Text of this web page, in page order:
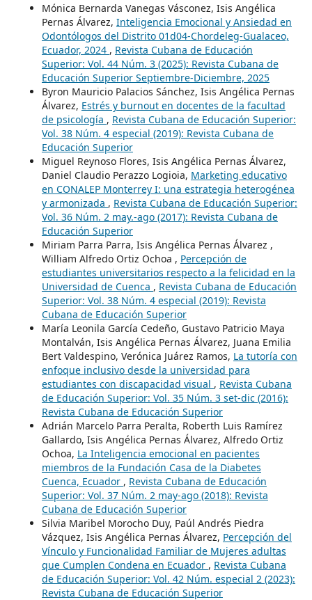
Mónica Bernarda Vanegas Vásconez, Isis Angélica
Pernas Álvarez, Inteligencia Emocional y Ansiedad en
Odontólogos del Distrito 01d04-Chordeleg-Gualaceo,
Ecuador, 2024 , Revista Cubana de Educación
Superior: Vol. 44 Núm. 3 (2025): Revista Cubana de
Educación Superior Septiembre-Diciembre, 2025
Byron Mauricio Palacios Sánchez, Isis Angélica Pernas
Álvarez, Estrés y burnout en docentes de la facultad
de psicología , Revista Cubana de Educación Superior:
Vol. 38 Núm. 4 especial (2019): Revista Cubana de
Educación Superior
Miguel Reynoso Flores, Isis Angélica Pernas Álvarez,
Daniel Claudio Perazzo Logioia, Marketing educativo
en CONALEP Monterrey I: una estrategia heterogénea
y armonizada , Revista Cubana de Educación Superior:
Vol. 36 Núm. 2 may.-ago (2017): Revista Cubana de
Educación Superior
Miriam Parra Parra, Isis Angélica Pernas Álvarez ,
William Alfredo Ortiz Ochoa , Percepción de
estudiantes universitarios respecto a la felicidad en la
Universidad de Cuenca , Revista Cubana de Educación
Superior: Vol. 38 Núm. 4 especial (2019): Revista
Cubana de Educación Superior
María Leonila García Cedeño, Gustavo Patricio Maya
Montalván, Isis Angélica Pernas Álvarez, Juana Emilia
Bert Valdespino, Verónica Juárez Ramos, La tutoría con
enfoque inclusivo desde la universidad para
estudiantes con discapacidad visual , Revista Cubana
de Educación Superior: Vol. 35 Núm. 3 set-dic (2016):
Revista Cubana de Educación Superior
Adrián Marcelo Parra Peralta, Roberth Luis Ramírez
Gallardo, Isis Angélica Pernas Álvarez, Alfredo Ortiz
Ochoa, La Inteligencia emocional en pacientes
miembros de la Fundación Casa de la Diabetes
Cuenca, Ecuador , Revista Cubana de Educación
Superior: Vol. 37 Núm. 2 may-ago (2018): Revista
Cubana de Educación Superior
Silvia Maribel Morocho Duy, Paúl Andrés Piedra
Vázquez, Isis Angélica Pernas Álvarez, Percepción del
Vínculo y Funcionalidad Familiar de Mujeres adultas
que Cumplen Condena en Ecuador , Revista Cubana
de Educación Superior: Vol. 42 Núm. especial 2 (2023):
Revista Cubana de Educación Superior